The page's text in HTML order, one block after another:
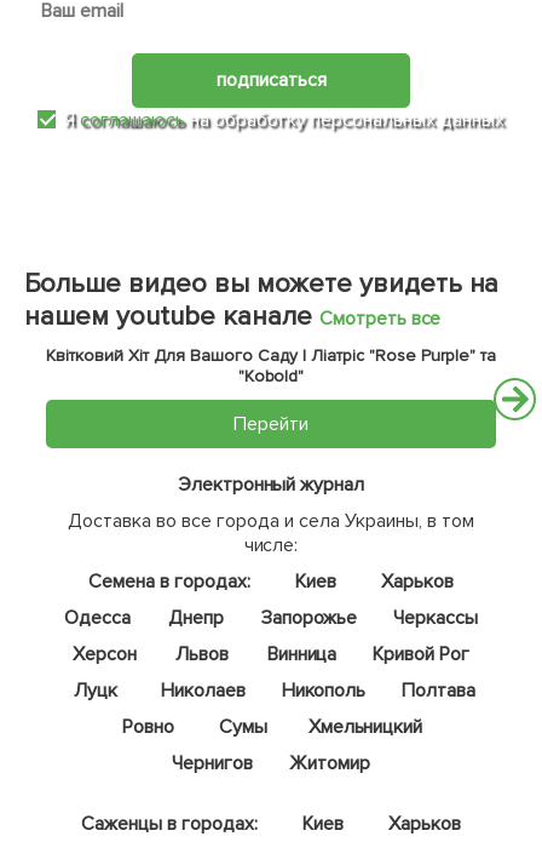
подписаться
Ясоглашаюсьна обработку персональных данных
Больше видео вы можете увидеть на
нашем youtube канале Смотреть все
Квітковий Хіт Для Вашого Саду | Ліатріс "Rose Purple" та
"Kobold"
Перейти
Электронный журнал
Доставка во все города и села Украины, в том
числе:
Семена в городах:
Киев
Харьков
Одесса
Днепр Запорожье
Черкассы
Херсон
Львов Винница
Кривой Рог
Луцк
Николаев Никополь
Полтава
Ровно
Сумы
Хмельницкий
Чернигов
Житомир
Саженцы в городах: Киев
Харьков